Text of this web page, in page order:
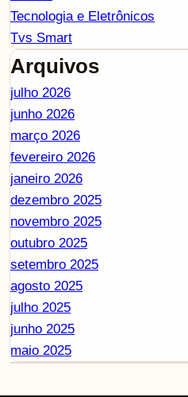
Tecnologia e Eletrônicos
Tvs Smart
Arquivos
julho 2026
junho 2026
março 2026
fevereiro 2026
janeiro 2026
dezembro 2025
novembro 2025
outubro 2025
setembro 2025
agosto 2025
julho 2025
junho 2025
maio 2025